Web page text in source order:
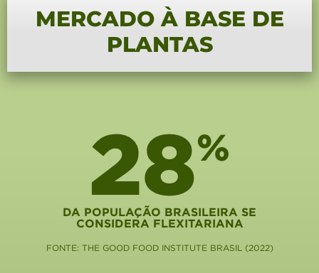
MERCADO À BASE DE
PLANTAS
28%
DA POPULAÇÃO BRASILEIRA SE
CONSIDERA FLEXITARIANA
FONTE: THE GOOD FOOD INSTITUTE BRASIL (2022)